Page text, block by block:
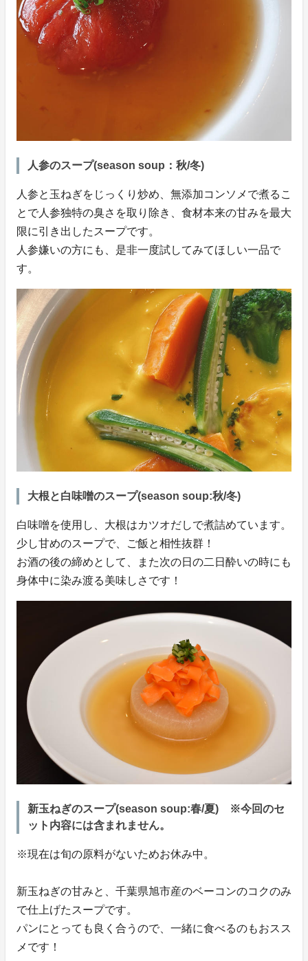
人参のスープ(season soup：秋/冬)
人参と玉ねぎをじっくり炒め、無添加コンソメで煮るこ
とで人参独特の臭さを取り除き、食材本来の甘みを最大
限に引き出したスープです。
人参嫌いの方にも、是非一度試してみてほしい一品で
す。
大根と白味噌のスープ(season soup:秋/冬)
白味噌を使用し、大根はカツオだしで煮詰めています。
少し甘めのスープで、ご飯と相性抜群！
お酒の後の締めとして、また次の日の二日酔いの時にも
身体中に染み渡る美味しさです！
新玉ねぎのスープ(season soup:春/夏) ※今回のセ
ット内容には含まれません。
※現在は旬の原料がないためお休み中。
新玉ねぎの甘みと、千葉県旭市産のベーコンのコクのみ
で仕上げたスープです。
パンにとっても良く合うので、一緒に食べるのもおスス
メです！